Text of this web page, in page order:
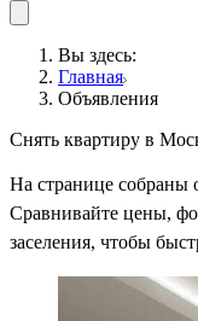
Вы здесь:
Главная
Объявления
Снять квартиру в
На странице собраны
Сравнивайте цены,
заселения, чтобы